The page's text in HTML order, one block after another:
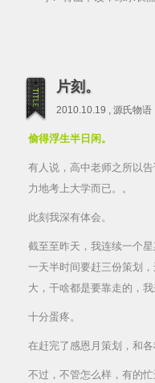
片刻。
2010.10.19 , 源氏物语
偷得浮生半日闲。
有人说，高中老师之所以
力地考上大学而已。。
此刻我深有体会。
截至至昨天，我连续一个
一天半时间要赶三份策划
大，干啥都是要靠走的，
十分蛋疼。
在赶完了感恩月策划，和
不过，不管怎么样，有的